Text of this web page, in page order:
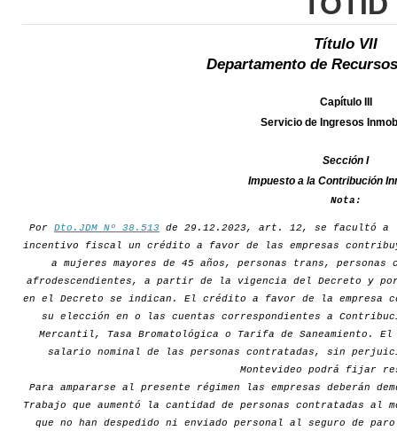
Título VII
Departamento de
Capítulo III
Servicio de Ingresos
Sección I
Impuesto a la Contribución
Nota:
Por Dto.JDM Nº 38.513 de 29.12.2023, art. 12, se facultó a
incentivo fiscal un crédito a favor de las empresas
a mujeres mayores de 45 años, personas trans,
afrodescendientes, a partir de la vigencia del Decreto y
en el Decreto se indican. El crédito a favor de la empresa
su elección en o las cuentas correspondientes a
Mercantil, Tasa Bromatológica o Tarifa de Saneamiento.
salario nominal de las personas contratadas, sin
Montevideo podrá fijar
Para ampararse al presente régimen las empresas deberán
Trabajo que aumentó la cantidad de personas contratadas
que no han despedido ni enviado personal al seguro de